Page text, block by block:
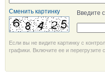
Сменить картинку Введите
Если вы не видите картинку с
графики. Включите ее и перегрузите